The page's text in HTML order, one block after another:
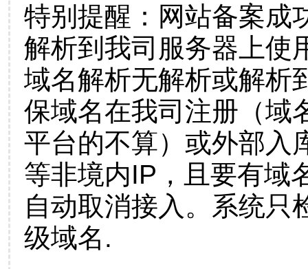
特别提醒：网站备案成
解析到我司服务器上使
域名解析无解析或解析
保域名在我司注册（域
平台的不算）或外部入
等非境内IP，且要有域
自动取消接入。系统只
级域名.